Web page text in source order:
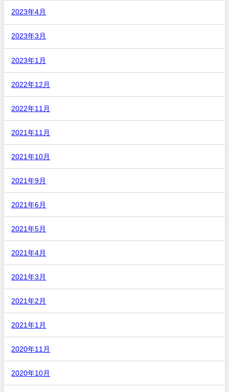
2023年4月
2023年3月
2023年1月
2022年12月
2022年11月
2021年11月
2021年10月
2021年9月
2021年6月
2021年5月
2021年4月
2021年3月
2021年2月
2021年1月
2020年11月
2020年10月